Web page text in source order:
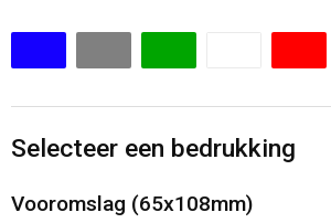
Themapakketten
Caps, Hoeden en Mutsen
Kledingaccessoires
Selecteer een bedrukking
Vooromslag (65x108mm)